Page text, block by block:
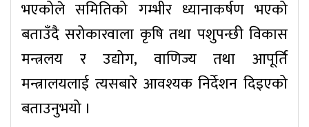
भएकोले समितिको गम्भीर ध्यानाकर्षण भएको
बताउँदै सरोकारवाला कृषि तथा पशुपन्छी विकास
मन्त्रलय र उद्योग, वाणिज्य तथा आपूर्ति
मन्त्रालयलाई त्यसबारे आवश्यक निर्देशन दिइएको
बताउनुभयो ।